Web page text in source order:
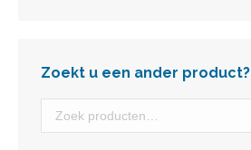
Zoekt u een ander product?